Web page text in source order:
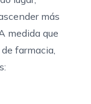
más
medida que
farmacia,